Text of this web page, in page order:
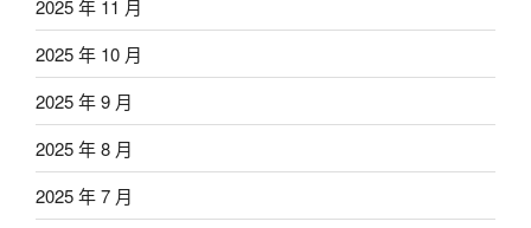
2025 年 11 月
2025 年 10 月
2025 年 9 月
2025 年 8 月
2025 年 7 月